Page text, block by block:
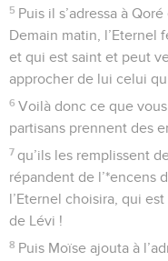
5 Puis il s’adressa à
Demain matin, l’Eternel
et qui est saint et peut
approcher de lui celui
6 Voilà donc ce que
partisans prennent des
7 qu’ils les remplissent
répandent de l’*encens
l’Eternel choisira, qui
de Lévi !
8 Puis Moïse ajouta à